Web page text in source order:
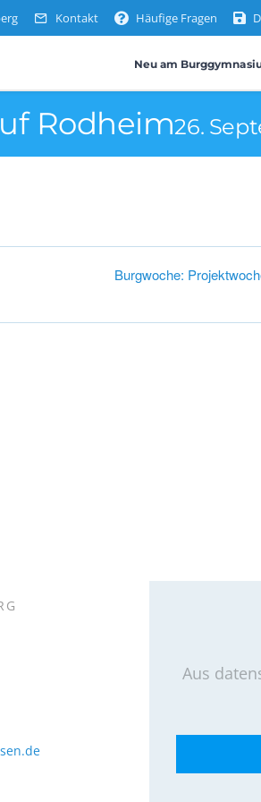
Kontakt Häufige Fragen
Neu am
Rodheim26.
Burgwoche:
Aus